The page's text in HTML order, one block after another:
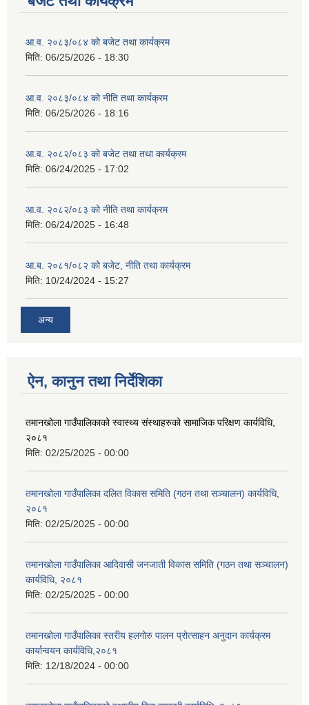
आ.व. २०८३/०८४ को बजेट तथा कार्यक्रम
मिति: 06/25/2026 - 18:30
आ.व. २०८३/०८४ को नीति तथा कार्यक्रम
मिति: 06/25/2026 - 18:16
आ.व. २०८२/०८३ को बजेट तथा तथा कार्यक्रम
मिति: 06/24/2025 - 17:02
आ.व. २०८२/०८३ को नीति तथा कार्यक्रम
मिति: 06/24/2025 - 16:48
आ.ब. २०८१/०८२ को बजेट, नीति तथा कार्यक्रम
मिति: 10/24/2024 - 15:27
अन्य
ऐन, कानुन तथा निर्देशिका
तमानखोला गाउँपालिकाको स्वास्थ्य संस्थाहरुको सामाजिक परिक्षण कार्यविधि,
२०८१
मिति: 02/25/2025 - 00:00
तमानखोला गाउँपालिका दलित विकास समिति (गठन तथा सञ्चालन) कार्यविधि,
२०८१
मिति: 02/25/2025 - 00:00
तमानखोला गाउँपालिका आदिवासी जनजाती विकास समिति (गठन तथा सञ्चालन)
कार्यविधि, २०८१
मिति: 02/25/2025 - 00:00
तमानखोला गाउँपालिका स्तरीय हलगोरु पालन प्रोत्साहन अनुदान कार्यक्रम
कार्यान्वयन कार्यविधि,२०८१
मिति: 12/18/2024 - 00:00